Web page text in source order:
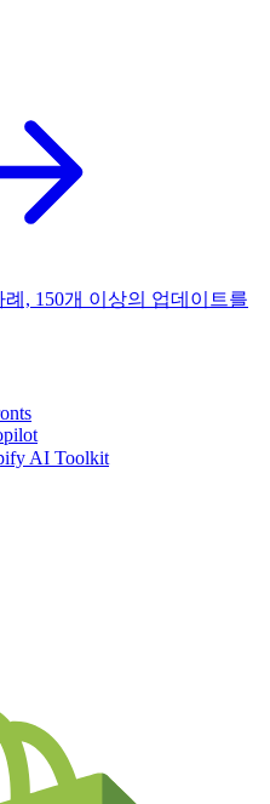
례, 150개 이상의 업데이트를
AI Toolkit